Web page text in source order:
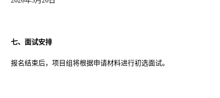
七、面试安排
报名结束后，项目组将根据申请材料进行初选面试。